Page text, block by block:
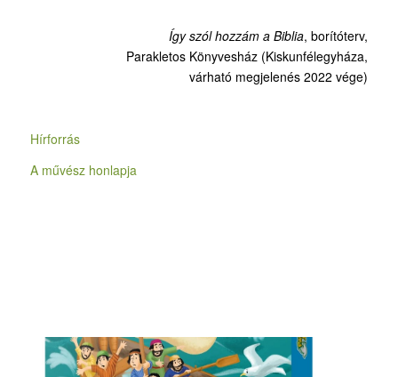
Így szól hozzám a Biblia, borítóterv,
Parakletos Könyvesház (Kiskunfélegyháza,
várható megjelenés 2022 vége)
Hírforrás
A művész honlapja